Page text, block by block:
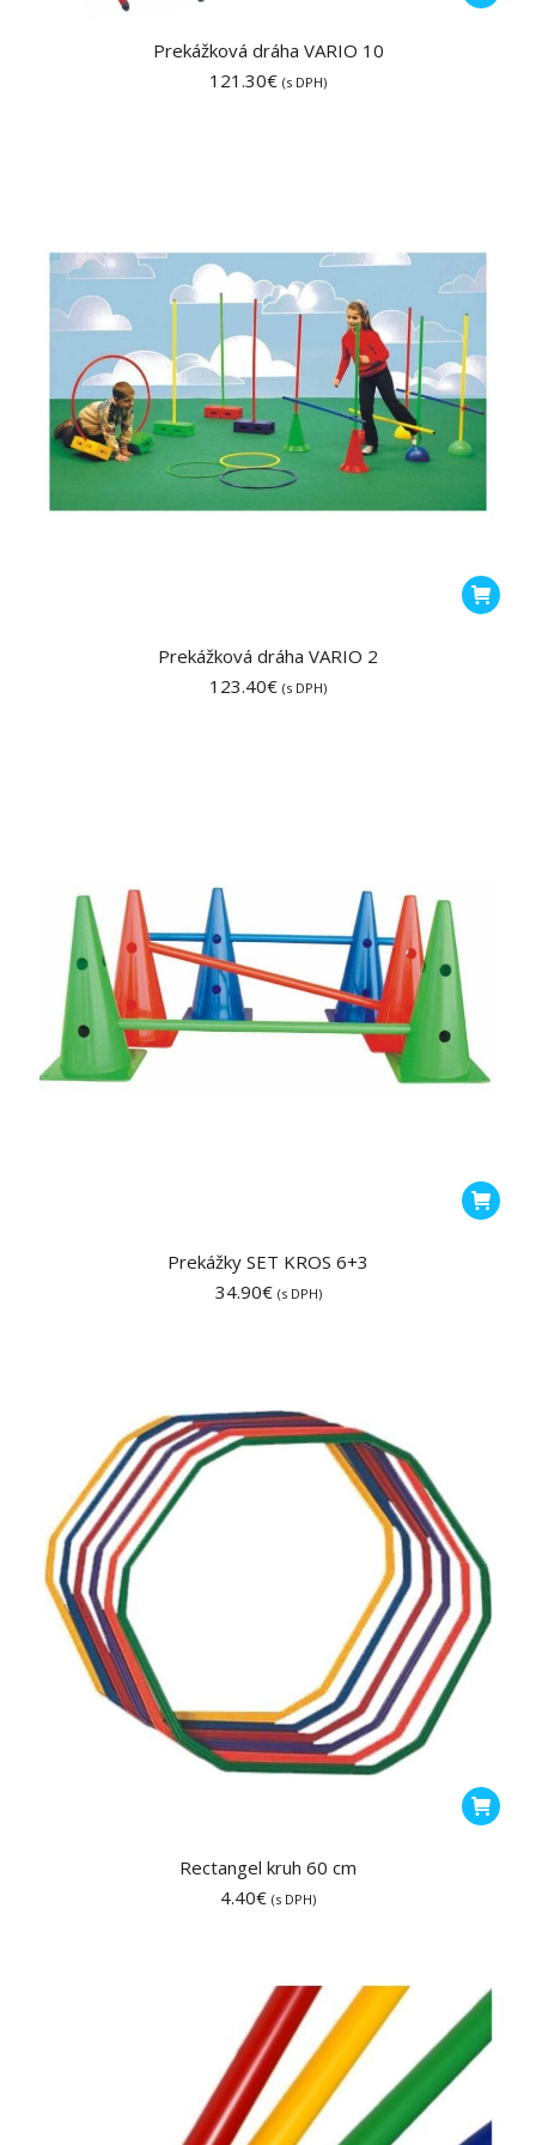
Prekážková dráha VARIO 10
121.30€ (s DPH)
Prekážková dráha VARIO 2
123.40€ (s DPH)
Prekážky SET KROS 6+3
34.90€ (s DPH)
Rectangel kruh 60 cm
4.40€ (s DPH)